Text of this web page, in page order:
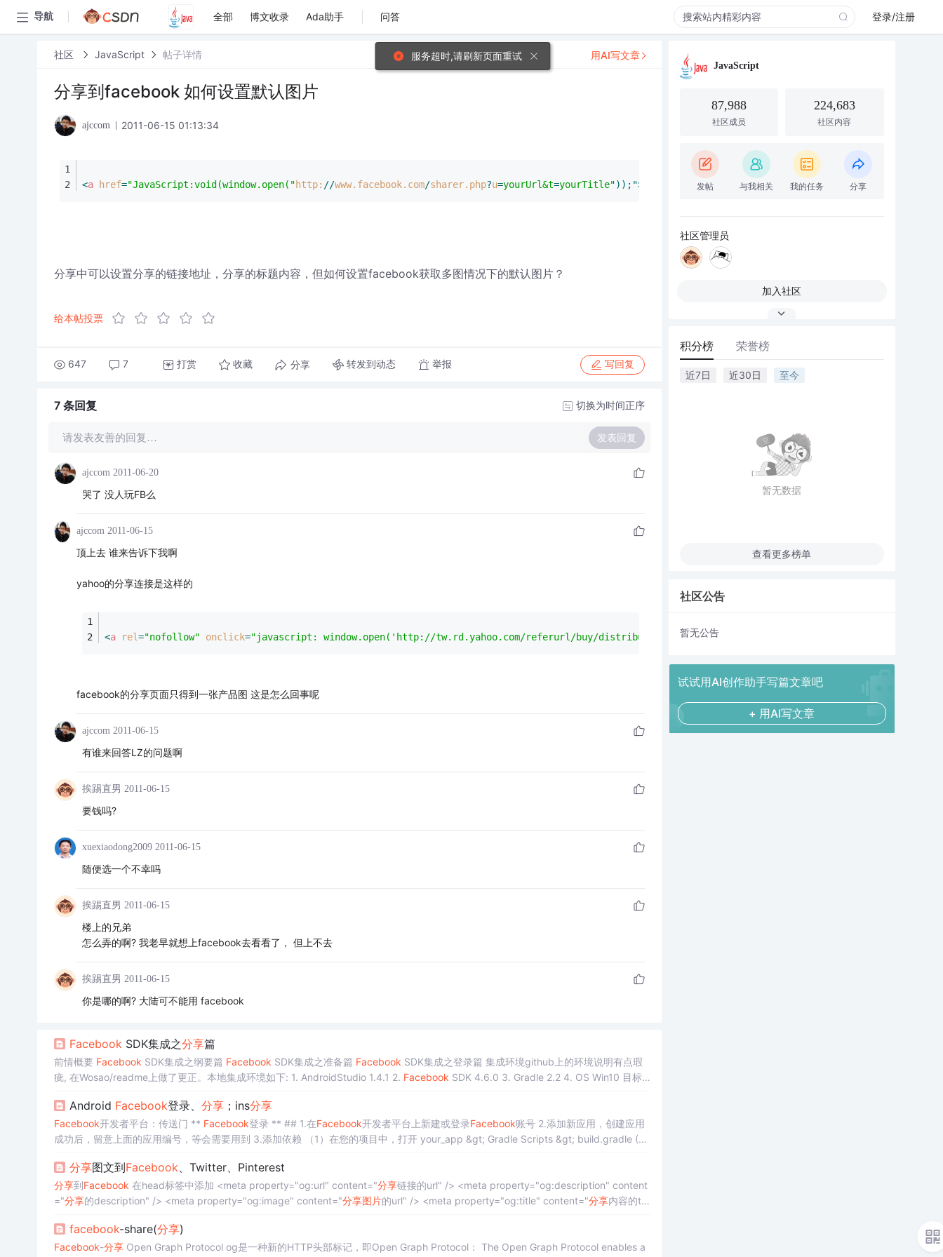
导航 全部 博文收录 Ada助手 问答 登录/注册
社区 JavaScript 帖子详情
分享到facebook 如何设置默认图片
ajccom 2011-06-15 01:13:34
<a href="JavaScript:void(window.open("http: //www.facebook.com/sharer.php?u=yourUrl&t=yourTitle"));">
分享中可以设置分享的链接地址，分享的标题内容，但如何设置facebook获取多图情况下的默认图片？
给本帖投票
647 7 打赏 收藏 分享 转发到动态 举报 写回复
用AI写文章
7 条回复 切换为时间正序
请发表友善的回复… 发表回复
ajccom 2011-06-20
哭了 没人玩FB么
ajccom 2011-06-15
顶上去 谁来告诉下我啊
yahoo的分享连接是这样的
<a rel="nofollow" onclick="javascript: window.open('http://tw.rd.yahoo.com/referurl/buy/distribution/share/facebook/SIG=13572fm6g/*http%3A//facebook.com/
facebook的分享页面只得到一张产品图 这是怎么回事呢
ajccom 2011-06-15
有谁来回答LZ的问题啊
挨踢直男 2011-06-15
要钱吗?
xuexiaodong2009 2011-06-15
随便选一个不幸吗
挨踢直男 2011-06-15
楼上的兄弟
怎么弄的啊? 我老早就想上facebook去看看了， 但上不去
挨踢直男 2011-06-15
你是哪的啊? 大陆可不能用 facebook
Facebook SDK集成之分享篇
前情概要 Facebook SDK集成之纲要篇 Facebook SDK集成之准备篇 Facebook SDK集成之登录篇 集成环境github上的环境说明有点瑕
疵, 在Wosao/readme上做了更正。本地集成环境如下: 1. AndroidStudio 1.4.1 2. Facebook SDK 4.6.0 3. Gradle 2.2 4. OS Win10 目标
Android Facebook登录、 分享；ins分享
Facebook开发者平台：传送门 ** Facebook登录 ** ## 1.在Facebook开发者平台上新建或登录Facebook账号 2.添加新应用，创建应用
成功后，留意上面的应用编号，等会需要用到 3.添加依赖 （1）在您的项目中，打开 your_app &gt; Gradle Scripts &gt; build.gradle (Pr
分享图文到Facebook 、Twitter、Pinterest
分享到Facebook 在head标签中添加 <meta property="og:url" content="分享链接的url" /> <meta property="og:description" content
="分享 的description" /> <meta property="og:image" content="分享图片 的url" /> <meta property="og:title" content="分享内容的titl
facebook-share(分享)
Facebook-分享Open Graph Protocol og是一种新的HTTP头部标记，即Open Graph Protocol： The Open Graph Protocol enables a
JavaScript
87,988
社区成员
224,683
社区内容
发帖 与我相关 我的任务 分享
社区管理员
加入社区
积分榜 荣誉榜
近7日 近30日 至今
暂无数据
查看更多榜单
社区公告
暂无公告
试试用AI创作助手写篇文章吧
+ 用AI写文章
服务超时,请刷新页面重试